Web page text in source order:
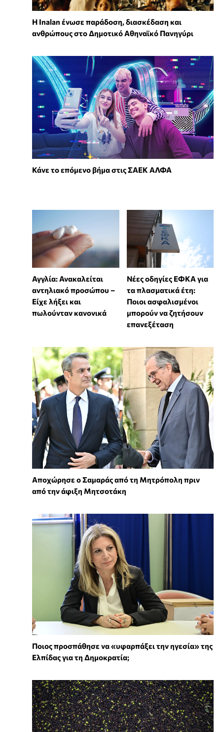
Η Inalan ένωσε παράδοση, διασκέδαση και
ανθρώπους στο Δημοτικό Αθηναϊκό Πανηγύρι
Κάνε το επόμενο βήμα στις ΣΑΕΚ ΑΛΦΑ
Αγγλία: Ανακαλείται
αντηλιακό προσώπου –
Είχε λήξει και
πωλούνταν κανονικά
Νέες οδηγίες ΕΦΚΑ για
τα πλασματικά έτη:
Ποιοι ασφαλισμένοι
μπορούν να ζητήσουν
επανεξέταση
Αποχώρησε ο Σαμαράς από τη Μητρόπολη πριν
από την άφιξη Μητσοτάκη
Ποιος προσπάθησε να «υφαρπάξει την ηγεσία» της
Ελπίδας για τη Δημοκρατία;